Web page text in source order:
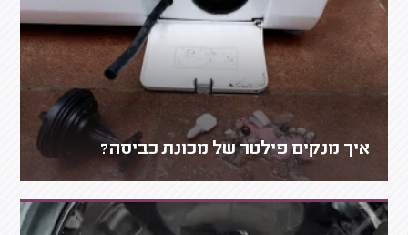
איך מנקים פילטר של מכונת כביסה?